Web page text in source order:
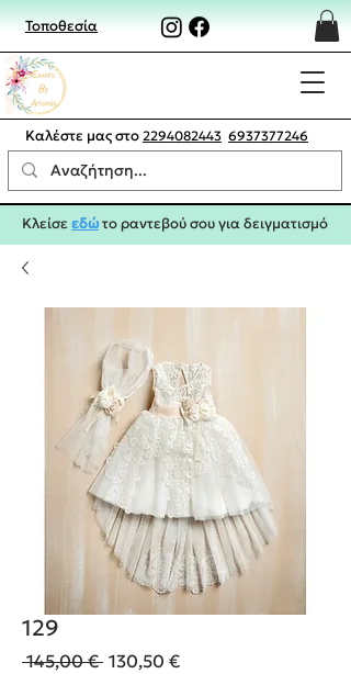
Τοποθεσία
Καλέστε μας στο 2294082443 6937377246
Κλείσεεδώτο ραντεβού σου για δειγματισμό
129
145,00 € Κανονική
130,50 €Τιμή